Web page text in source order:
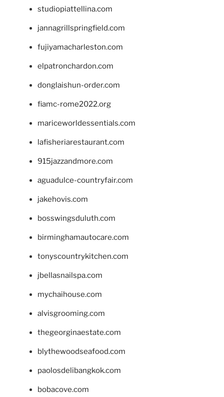
studiopiattellina.com
jannagrillspringfield.com
fujiyamacharleston.com
elpatronchardon.com
donglaishun-order.com
fiamc-rome2022.org
mariceworldessentials.com
lafisheriarestaurant.com
915jazzandmore.com
aguadulce-countryfair.com
jakehovis.com
bosswingsduluth.com
birminghamautocare.com
tonyscountrykitchen.com
jbellasnailspa.com
mychaihouse.com
alvisgrooming.com
thegeorginaestate.com
blythewoodseafood.com
paolosdelibangkok.com
bobacove.com